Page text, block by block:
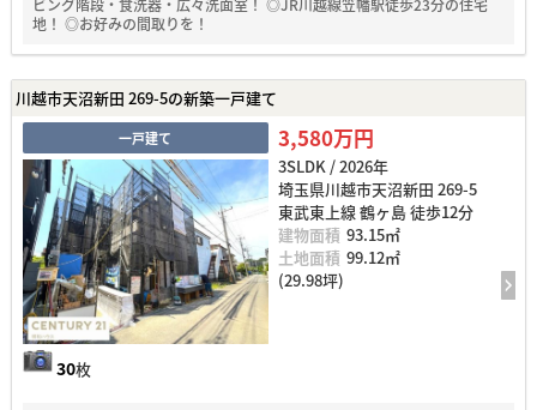
ビング階段・食洗器・広々洗面室！ ◎JR川越線笠幡駅徒歩23分の住宅
地！ ◎お好みの間取りを！
川越市天沼新田 269-5の新築一戸建て
一戸建て
30枚
3,580万円
3SLDK / 2026年
埼玉県川越市天沼新田 269-5
東武東上線 鶴ヶ島 徒歩12分
建物面積 93.15㎡
土地面積 99.12㎡
(29.98坪)